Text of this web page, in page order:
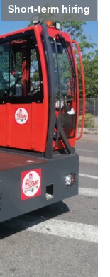
Short-term hiring